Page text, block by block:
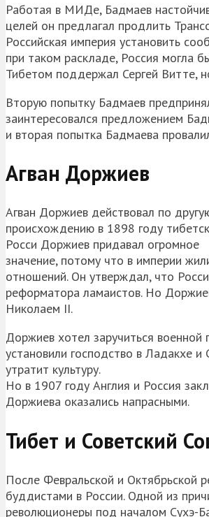
Работая в МИДе, Бадмаев
целей он предлагал продлить
Российская империя установить
при таком раскладе, Россия могла
Тибетом поддержал Сергей Витте,
Вторую попытку Бадмаев
заинтересовался предложением
и вторая попытка Бадмаева
Агван Доржиев
Агван Доржиев действовал по
происхождению в 1898 году
Росси Доржиев придавал огромное
значение, потому что в империи
отношений. Он утверждал, что
реформатора ламаистов. Но
Николаем II.
Доржиев хотел заручиться
установили господство в Ладакхе
утратит культуру.
Но в 1907 году Англия и Россия
Доржиева оказались напрасными.
Тибет и Советский
После Февральской и Октябрьской
буддистами в России. Одной из
революционеры под началом Сухэ-